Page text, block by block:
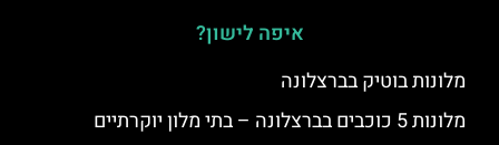
איפה לישון?
מלונות בוטיק בברצלונה
מלונות 5 כוכבים בברצלונה – בתי מלון יוקרתיים